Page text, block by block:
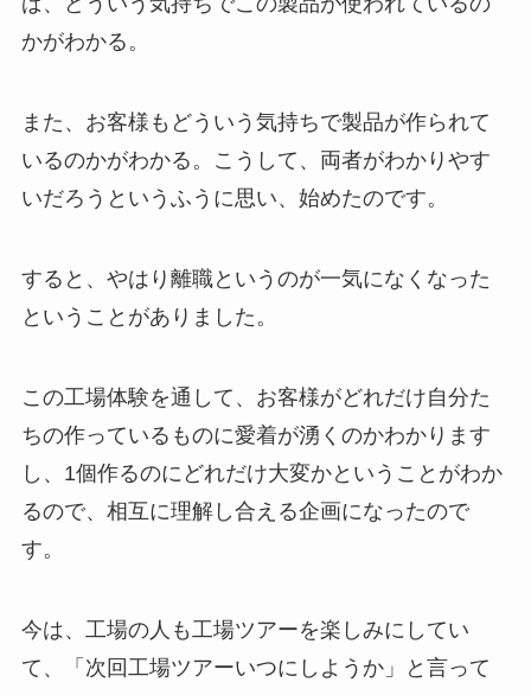
かがわかる。
また、お客様もどういう気持ちで製品が作られて
いるのかがわかる。こうして、両者がわかりやす
いだろうというふうに思い、始めたのです。
すると、やはり離職というのが一気になくなった
ということがありました。
この工場体験を通して、お客様がどれだけ自分た
ちの作っているものに愛着が湧くのかわかります
し、1個作るのにどれだけ大変かということがわか
るので、相互に理解し合える企画になったので
す。
今は、工場の人も工場ツアーを楽しみにしてい
て、「次回工場ツアーいつにしようか」と言って